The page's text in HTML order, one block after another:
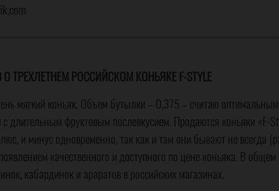
ТРЕХЛЕТНЕМ РОССИЙСКОМ КОНЬЯКЕ F-STYLE
мягкий коньяк. Объем бутылки – 0,375 – считаю
с длительным фруктовым послевкусием. Продаются коньяки
и минус одновременно, так как и там они бывают не всегда
качественного и доступного по цене коньяка. В
кабардинок и араратов в российских магазинах.